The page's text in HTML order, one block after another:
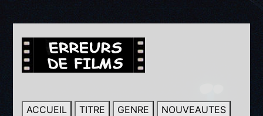
ACCUEIL TITRE GENRE
NOUVEAUTES